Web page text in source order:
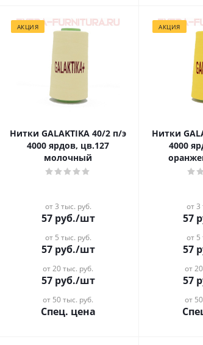
АКЦИЯ
Нитки GALAKTIKA 40/2 п/э
4000 ярдов, цв.127
молочный
от 3 тыс. руб.
57руб./шт
от 5 тыс. руб.
57руб./шт
от 20 тыс. руб.
57руб./шт
от 50 тыс. руб.
Спец. цена
АКЦИЯ
Нитки
4000
от 3
57
от 5
57
от
57
от